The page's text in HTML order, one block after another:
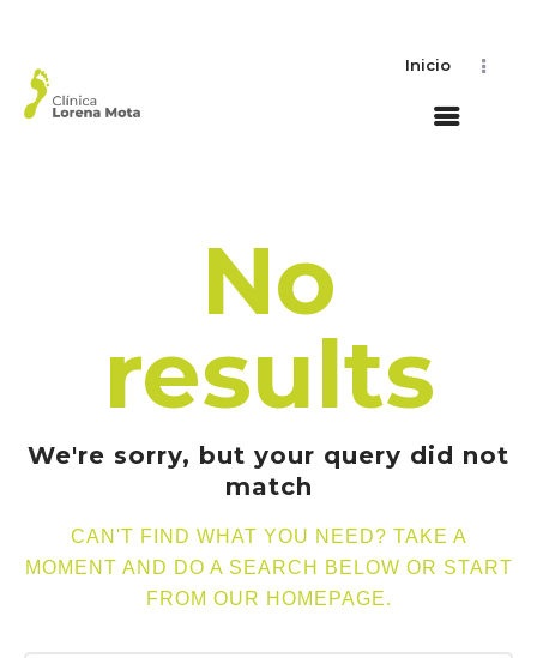
Inicio
No
results
We're sorry, but your query did not
match
CAN'T FIND WHAT YOU NEED? TAKE A
MOMENT AND DO A SEARCH BELOW OR START
FROM OUR HOMEPAGE.